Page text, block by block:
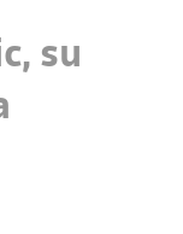
su